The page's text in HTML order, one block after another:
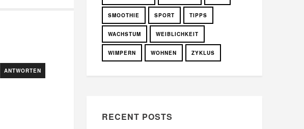
ANTWORTEN
SMOOTHIE SPORT TIPPS
WACHSTUM WEIBLICHKEIT
WIMPERN WOHNEN ZYKLUS
RECENT POSTS